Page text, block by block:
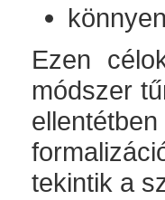
Ezen
módszer
tekintik a